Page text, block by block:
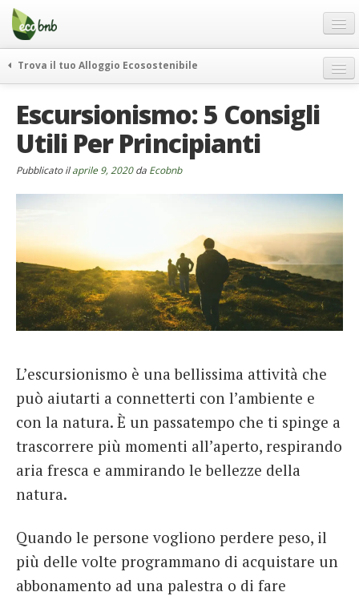
Menu
Salta
contenuto
Offerte Speciali
Regali
Chi Siamo
Partner
Italiano
German
English
French
Italiano
Trova il tuo Alloggio Ecosostenibile
itinerari
curiosità
vivere e viaggiare verde
Escursionismo: 5 Consigli
Utili Per Principianti
Pubblicato ilaprile 9, 2020da Ecobnb
L’escursionismo è una bellissima attività che
può aiutarti a connetterti con l’ambiente e
con la natura. È un passatempo che ti spinge a
trascorrere più momenti all’aperto, respirando
aria fresca e ammirando le bellezze della
natura.
Quando le persone vogliono perdere peso, il
più delle volte programmano di acquistare un
abbonamento ad una palestra o di fare